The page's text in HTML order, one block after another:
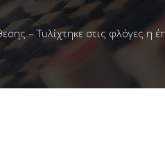
– Τυλίχτηκε στις φλόγες η